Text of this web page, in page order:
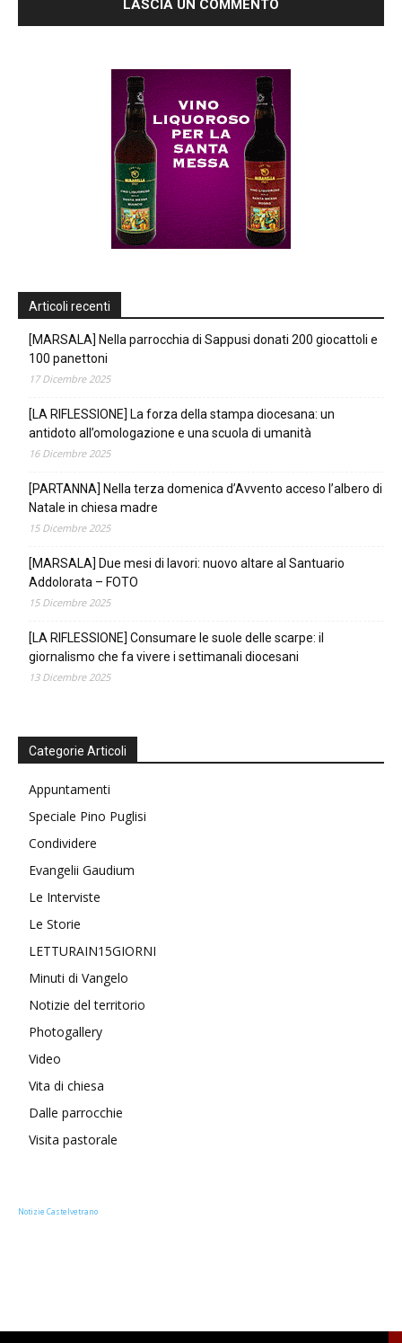
Articoli recenti
[MARSALA] Nella parrocchia di Sappusi donati 200 giocattoli e
100 panettoni
17 Dicembre 2025
[LA RIFLESSIONE] La forza della stampa diocesana: un
antidoto all’omologazione e una scuola di umanità
16 Dicembre 2025
[PARTANNA] Nella terza domenica d’Avvento acceso l’albero di
Natale in chiesa madre
15 Dicembre 2025
[MARSALA] Due mesi di lavori: nuovo altare al Santuario
Addolorata – FOTO
15 Dicembre 2025
[LA RIFLESSIONE] Consumare le suole delle scarpe: il
giornalismo che fa vivere i settimanali diocesani
13 Dicembre 2025
Categorie Articoli
Appuntamenti
Speciale Pino Puglisi
Condividere
Evangelii Gaudium
Le Interviste
Le Storie
LETTURAIN15GIORNI
Minuti di Vangelo
Notizie del territorio
Photogallery
Video
Vita di chiesa
Dalle parrocchie
Visita pastorale
Notizie Castelvetrano